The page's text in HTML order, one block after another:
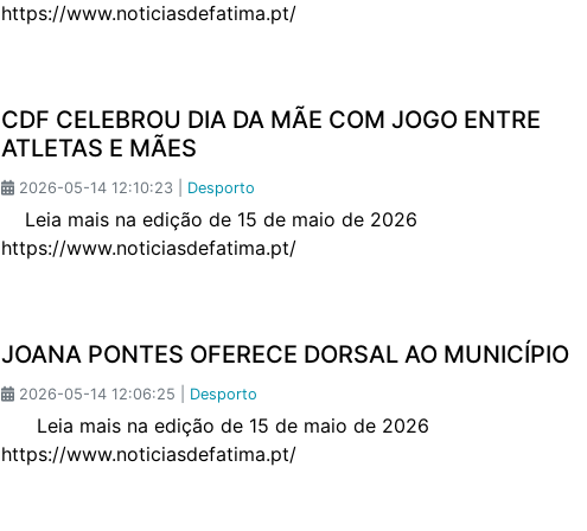
https://www.noticiasdefatima.pt/
CDF CELEBROU DIA DA MÃE COM JOGO ENTRE
ATLETAS E MÃES
2026-05-14 12:10:23 | Desporto
Leia mais na edição de 15 de maio de 2026
https://www.noticiasdefatima.pt/
JOANA PONTES OFERECE DORSAL AO MUNICÍPIO
2026-05-14 12:06:25 | Desporto
Leia mais na edição de 15 de maio de 2026
https://www.noticiasdefatima.pt/